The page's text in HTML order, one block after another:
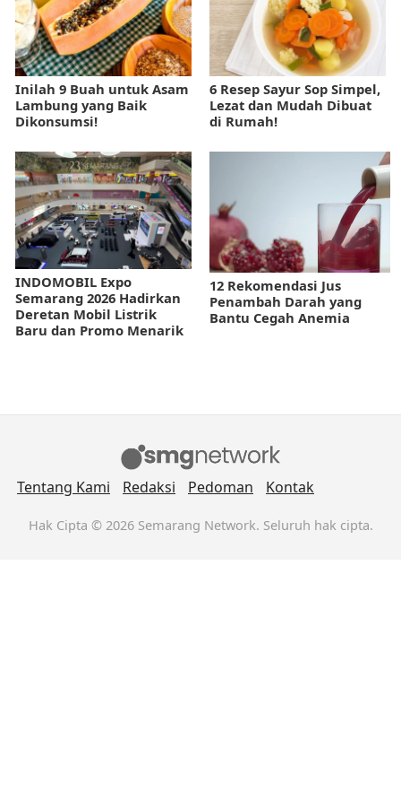
Inilah 9 Buah untuk Asam
Lambung yang Baik
Dikonsumsi!
6 Resep Sayur Sop Simpel,
Lezat dan Mudah Dibuat
di Rumah!
INDOMOBIL Expo
Semarang 2026 Hadirkan
Deretan Mobil Listrik
Baru dan Promo Menarik
12 Rekomendasi Jus
Penambah Darah yang
Bantu Cegah Anemia
Tentang Kami Redaksi Pedoman Kontak
Hak Cipta © 2026 Semarang Network. Seluruh hak cipta.